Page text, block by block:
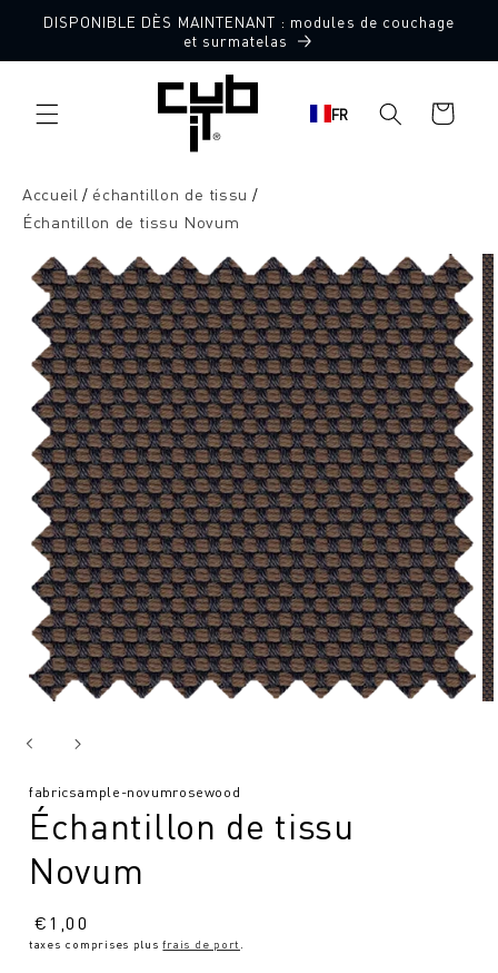
directement
DISPONIBLE DÈS MAINTENANT : modules de couchage
et surmatelas
FR
Panier
d'achat
Accueil
échantillon de tissu
Échantillon de tissu Novum
l'information
sur le
produit
10 échantillons de tissu gratuits
SKU
fabricsample-novumrosewood
Échantillon de tissu
Novum
Prix
normal
€1,00
taxes comprises plusfrais de port